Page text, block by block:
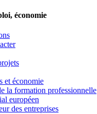
économie
et économie
la formation professionnelle
européen
des entreprises